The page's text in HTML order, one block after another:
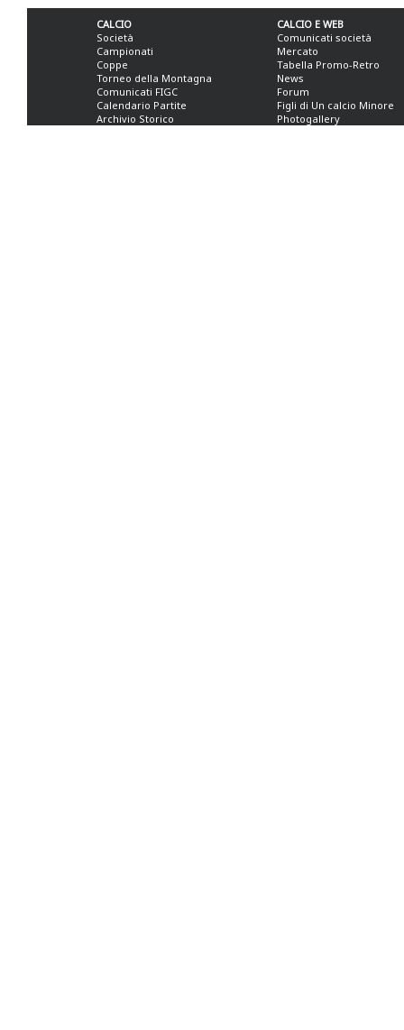
CALCIO
Società
Campionati
Coppe
Torneo della Montagna
Comunicati FIGC
Calendario Partite
Archivio Storico
CALCIO E WEB
Comunicati società
Mercato
Tabella Promo-Retro
News
Forum
Figli di Un calcio Minore
Photogallery